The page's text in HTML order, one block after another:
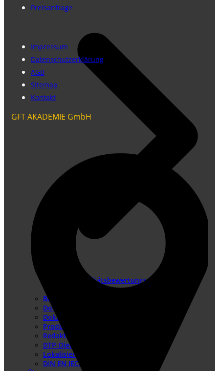
Konformitätsbewertungsverfahren
Risikobeurteilung
Betriebsanleitung erstellen
Doku-Check
Dokumentationsüberarbeitung
Produkthaftung USA
Redaktionssysteme
DTP-Dienste
Lokalisierung
DIN EN IEC/IEEE 82079-1
Preisanfrage
Impressum
Datenschutzerklärung
AGB
Sitemap
Kontakt
GFT AKADEMIE GmbH